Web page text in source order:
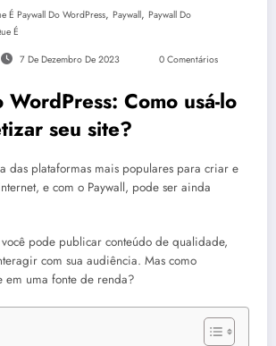
É Paywall Do WordPress, Paywall, Paywall Do
É
7 De Dezembro De 2023 0 Comentários
WordPress: Como usá-lo
seu site?
das plataformas mais populares para criar e
e com o Paywall, pode ser ainda
pode publicar conteúdo de qualidade,
com sua audiência. Mas como
em uma fonte de renda?